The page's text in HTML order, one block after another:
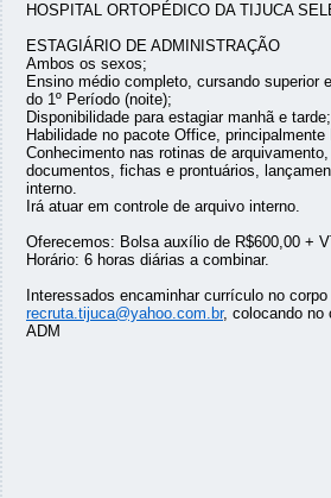
HOSPITAL ORTOPÉDICO DA TIJUCA
ESTAGIÁRIO DE ADMINISTRAÇÃO
Ambos os sexos;
Ensino médio completo, cursando superior
do 1º Período (noite);
Disponibilidade para estagiar manhã e tarde;
Habilidade no pacote Office, principalmente
Conhecimento nas rotinas de
documentos, fichas e prontuários,
interno.
Irá atuar em controle de arquivo interno.
Oferecemos: Bolsa auxílio de R$600,00 +
Horário: 6 horas diárias a combinar.
Interessados encaminhar currículo no
recruta.tijuca@yahoo.com.br, colocando no
ADM